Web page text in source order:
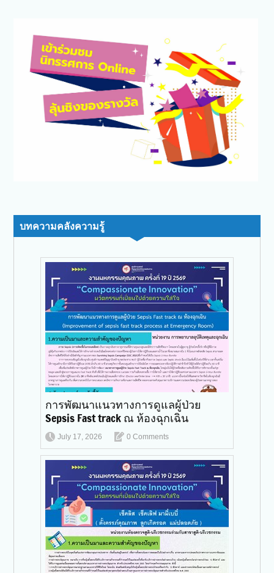
บทความคลังความรู้
การพัฒนาแนวทางการดูแลผู้ป่วย
Sepsis Fast track ณ ห้องฉุกเฉิน
July 17, 2026 0 Comments